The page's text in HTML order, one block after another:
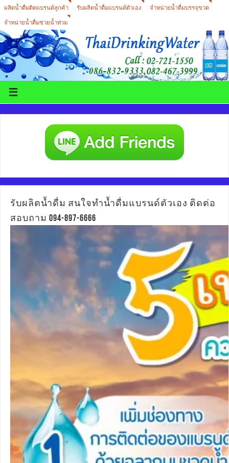
ผลิตน้ำดื่มติดแบรนด์ลูกค้า รับผลิตน้ำดื่มแบรนด์ตัวเอง
จำหน่ายน้ำดื่มบรรจุขวด
จำหน่ายน้ำดื่มช่วยน้ำท่วม
รับผลิตน้ำดื่ม สนใจทำน้ำดื่มแบรนด์ตัวเอง ติดต่อ
สอบถาม 094-897-6666